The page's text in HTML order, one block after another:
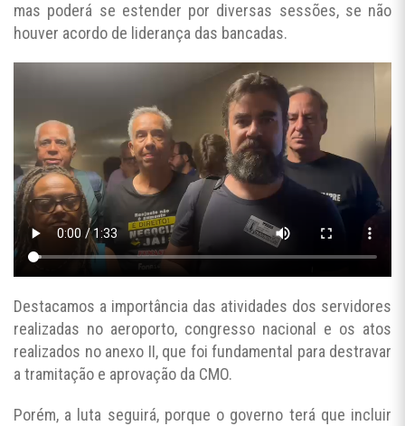
mas poderá se estender por diversas sessões, se não
houver acordo de liderança das bancadas.
Destacamos a importância das atividades dos servidores
realizadas no aeroporto, congresso nacional e os atos
realizados no anexo II, que foi fundamental para destravar
a tramitação e aprovação da CMO.
Porém, a luta seguirá, porque o governo terá que incluir